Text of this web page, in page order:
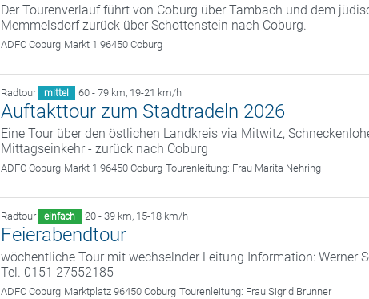
Der Tourenverlauf führt von Coburg über Tambach und dem
Memmelsdorf zurück über Schottenstein nach Coburg.
ADFC Coburg Markt 1 96450 Coburg
Radtour mittel 60 - 79 km, 19-21 km/h
Auftakttour zum Stadtradeln 2026
Eine Tour über den östlichen Landkreis via Mitwitz,
Mittagseinkehr - zurück nach Coburg
ADFC Coburg Markt 1 96450 Coburg Tourenleitung: Frau Marita Nehring
Radtour einfach 20 - 39 km, 15-18 km/h
Feierabendtour
wöchentliche Tour mit wechselnder Leitung Information: Werner
Tel. 0151 27552185
ADFC Coburg Marktplatz 96450 Coburg Tourenleitung: Frau Sigrid Brunner